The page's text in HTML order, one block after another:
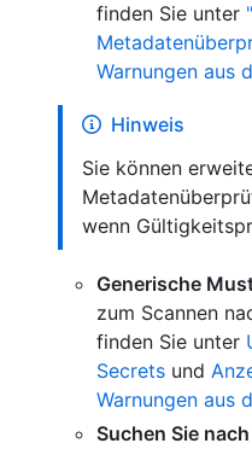
finden Sie unter
Warnungen aus
Hinweis
Sie können
wenn
Generische
zum Scannen
finden Sie unter
Secrets und
Warnungen aus
Suchen Sie